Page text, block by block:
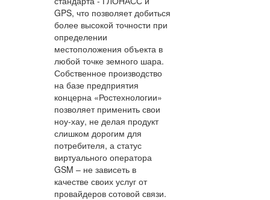
GPS, что позволяет добиться
более высокой точности при
определении
местоположения объекта в
любой точке земного шара.
Собственное производство
на базе предприятия
концерна «Ростехнологии»
позволяет применить свои
ноу-хау, не делая продукт
слишком дорогим для
потребителя, а статус
виртуального оператора
GSM – не зависеть в
качестве своих услуг от
провайдеров сотовой связи.